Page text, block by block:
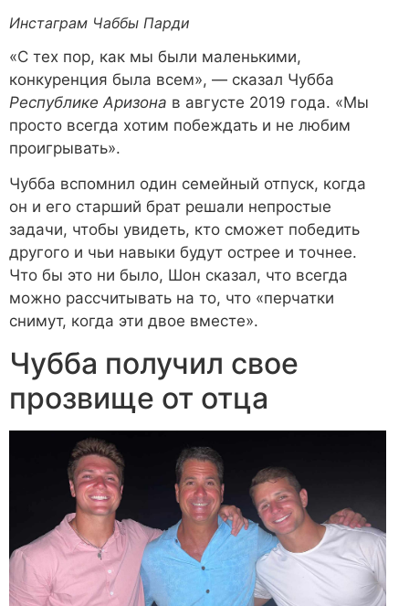
Инстаграм Чаббы Парди
«С тех пор, как мы были маленькими,
конкуренция была всем», — сказал Чубба
Республике Аризона в августе 2019 года. «Мы
просто всегда хотим побеждать и не любим
проигрывать».
Чубба вспомнил один семейный отпуск, когда
он и его старший брат решали непростые
задачи, чтобы увидеть, кто сможет победить
другого и чьи навыки будут острее и точнее.
Что бы это ни было, Шон сказал, что всегда
можно рассчитывать на то, что «перчатки
снимут, когда эти двое вместе».
Чубба получил свое
прозвище от отца